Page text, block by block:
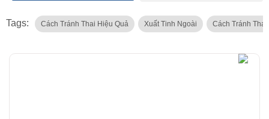
Tags: Cách Tránh Thai Hiệu Quả Xuất Tinh Ngoài Cách Tránh Thai